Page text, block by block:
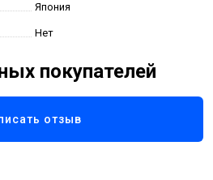
Япония
Нет
покупателей
отзыв